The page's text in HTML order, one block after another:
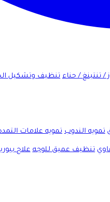
/ تنتينغ / حناء تنظيف وتشكيل
تمويه الندوب تمويه علامات
تنظيف عميق للوجه علاج